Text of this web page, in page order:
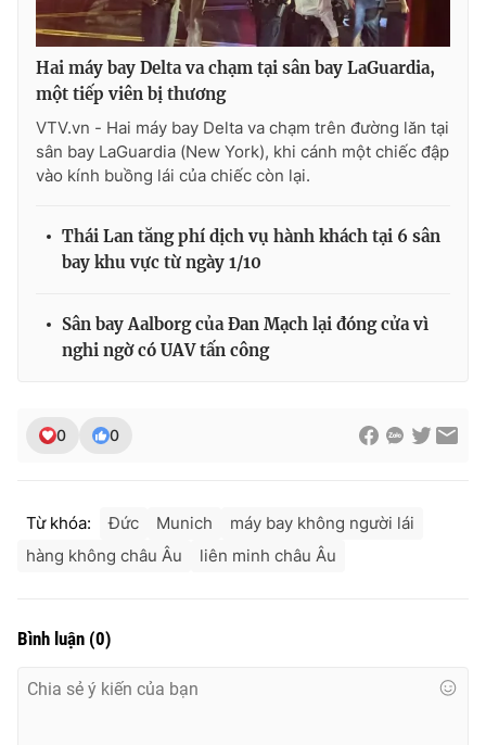
Hai máy bay Delta va chạm tại sân bay LaGuardia,
một tiếp viên bị thương
VTV.vn - Hai máy bay Delta va chạm trên đường lăn tại
sân bay LaGuardia (New York), khi cánh một chiếc đập
vào kính buồng lái của chiếc còn lại.
Thái Lan tăng phí dịch vụ hành khách tại 6 sân
bay khu vực từ ngày 1/10
Sân bay Aalborg của Đan Mạch lại đóng cửa vì
nghi ngờ có UAV tấn công
0 0
Từ khóa: Đức Munich
máy bay không người lái
hàng không châu Âu
liên minh châu Âu
Bình luận (0)